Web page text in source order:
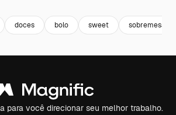
doces bolo sweet sobremesa
para você direcionar seu melhor trabalho.